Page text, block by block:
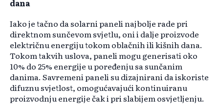
dana
Iako je tačno da solarni paneli najbolje rade pri
direktnom sunčevom svjetlu, oni i dalje proizvode
električnu energiju tokom oblačnih ili kišnih dana.
Tokom takvih uslova, paneli mogu generisati oko
10% do 25% energije u poređenju sa sunčanim
danima. Savremeni paneli su dizajnirani da iskoriste
difuznu svjetlost, omogućavajući kontinuiranu
proizvodnju energije čak i pri slabijem osvjetljenju. ​